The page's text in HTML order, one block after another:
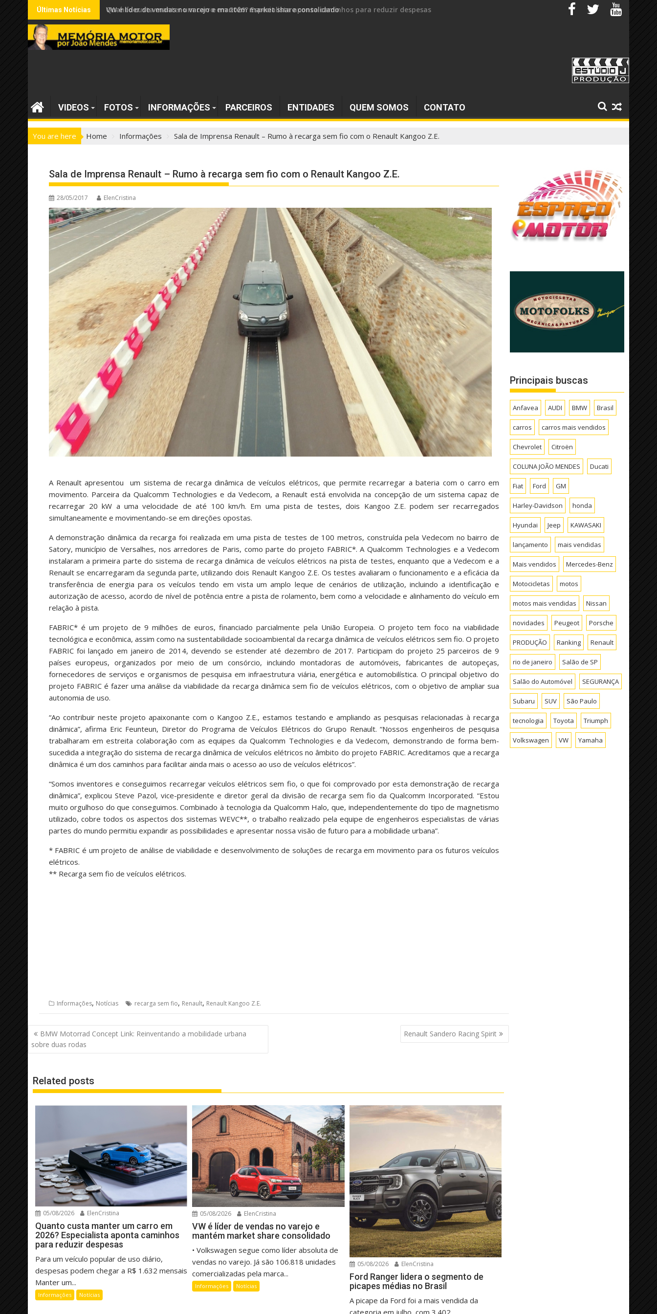
Skip
to
content
Últimas Notícias VW é líder de vendas no varejo e mantém market share consolidado
VIDEOS FOTOS INFORMAÇÕES PARCEIROS ENTIDADES QUEM SOMOS CONTATO
You are here Home Informações Sala de Imprensa Renault – Rumo à recarga sem fio com o Renault Kangoo Z.E.
Sala de Imprensa Renault – Rumo à recarga sem fio com o Renault Kangoo Z.E.
28/05/2017 ElenCristina
A Renault apresentou um sistema de recarga dinâmica de veículos elétricos, que permite recarregar a bateria com o carro em
movimento. Parceira da Qualcomm Technologies e da Vedecom, a Renault está envolvida na concepção de um sistema capaz de
recarregar 20 kW a uma velocidade de até 100 km/h. Em uma pista de testes, dois Kangoo Z.E. podem ser recarregados
simultaneamente e movimentando-se em direções opostas.
A demonstração dinâmica da recarga foi realizada em uma pista de testes de 100 metros, construída pela Vedecom no bairro de
Satory, município de Versalhes, nos arredores de Paris, como parte do projeto FABRIC*. A Qualcomm Technologies e a Vedecom
instalaram a primeira parte do sistema de recarga dinâmica de veículos elétricos na pista de testes, enquanto que a Vedecom e a
Renault se encarregaram da segunda parte, utilizando dois Renault Kangoo Z.E. Os testes avaliaram o funcionamento e a eficácia da
transferência de energia para os veículos tendo em vista um amplo leque de cenários de utilização, incluindo a identificação e
autorização de acesso, acordo de nível de potência entre a pista de rolamento, bem como a velocidade e alinhamento do veículo em
relação à pista.
FABRIC* é um projeto de 9 milhões de euros, financiado parcialmente pela União Europeia. O projeto tem foco na viabilidade
tecnológica e econômica, assim como na sustentabilidade socioambiental da recarga dinâmica de veículos elétricos sem fio. O projeto
FABRIC foi lançado em janeiro de 2014, devendo se estender até dezembro de 2017. Participam do projeto 25 parceiros de 9
países europeus, organizados por meio de um consórcio, incluindo montadoras de automóveis, fabricantes de autopeças,
fornecedores de serviços e organismos de pesquisa em infraestrutura viária, energética e automobilística. O principal objetivo do
projeto FABRIC é fazer uma análise da viabilidade da recarga dinâmica sem fio de veículos elétricos, com o objetivo de ampliar sua
autonomia de uso.
“Ao contribuir neste projeto apaixonante com o Kangoo Z.E., estamos testando e ampliando as pesquisas relacionadas à recarga
dinâmica”, afirma Eric Feunteun, Diretor do Programa de Veículos Elétricos do Grupo Renault. “Nossos engenheiros de pesquisa
trabalharam em estreita colaboração com as equipes da Qualcomm Technologies e da Vedecom, demonstrando de forma bem-
sucedida a integração do sistema de recarga dinâmica de veículos elétricos no âmbito do projeto FABRIC. Acreditamos que a recarga
dinâmica é um dos caminhos para facilitar ainda mais o acesso ao uso de veículos elétricos”.
“Somos inventores e conseguimos recarregar veículos elétricos sem fio, o que foi comprovado por esta demonstração de recarga
dinâmica”, explicou Steve Pazol, vice-presidente e diretor geral da divisão de recarga sem fio da Qualcomm Incorporated. “Estou
muito orgulhoso do que conseguimos. Combinado à tecnologia da Qualcomm Halo, que, independentemente do tipo de magnetismo
utilizado, cobre todos os aspectos dos sistemas WEVC**, o trabalho realizado pela equipe de engenheiros especialistas de várias
partes do mundo permitiu expandir as possibilidades e apresentar nossa visão de futuro para a mobilidade urbana”.
* FABRIC é um projeto de análise de viabilidade e desenvolvimento de soluções de recarga em movimento para os futuros veículos
elétricos.
** Recarga sem fio de veículos elétricos.
Informações, Notícias recarga sem fio, Renault, Renault Kangoo Z.E.
Navegação
de
Post
BMW Motorrad Concept Link: Reinventando a mobilidade urbana
sobre duas rodas
Renault Sandero Racing Spirit
Related posts
05/08/2026 ElenCristina
Quanto custa manter um carro em
2026? Especialista aponta caminhos
para reduzir despesas
Para um veículo popular de uso diário,
despesas podem chegar a R$ 1.632 mensais
Manter um...
Informações Notícias
05/08/2026 ElenCristina
VW é líder de vendas no varejo e
mantém market share consolidado
• Volkswagen segue como líder absoluta de
vendas no varejo. Já são 106.818 unidades
comercializadas pela marca...
Informações Notícias
05/08/2026 ElenCristina
Ford Ranger lidera o segmento de
picapes médias no Brasil
A picape da Ford foi a mais vendida da
Principais buscas
Anfavea AUDI BMW Brasil
carros carros mais vendidos
Chevrolet Citroën
COLUNA JOÃO MENDES Ducati
Fiat Ford GM
Harley-Davidson honda
Hyundai Jeep KAWASAKI
lançamento mais vendidas
Mais vendidos Mercedes-Benz
Motocicletas motos
motos mais vendidas Nissan
novidades Peugeot Porsche
PRODUÇÃO Ranking Renault
rio de janeiro Salão de SP
Salão do Automóvel SEGURANÇA
Subaru SUV São Paulo
tecnologia Toyota Triumph
Volkswagen VW Yamaha